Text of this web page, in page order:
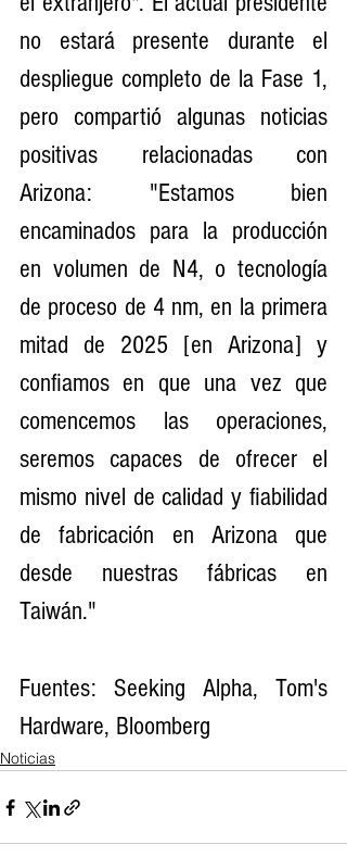
no estará presente durante el
despliegue completo de la Fase 1,
pero compartió algunas noticias
positivas relacionadas con
Arizona: "Estamos bien
encaminados para la producción
en volumen de N4, o tecnología
de proceso de 4 nm, en la primera
mitad de 2025 [en Arizona] y
confiamos en que una vez que
comencemos las operaciones,
seremos capaces de ofrecer el
mismo nivel de calidad y fiabilidad
de fabricación en Arizona que
desde nuestras fábricas en
Taiwán."
Fuentes: Seeking Alpha, Tom's
Hardware, Bloomberg
Noticias